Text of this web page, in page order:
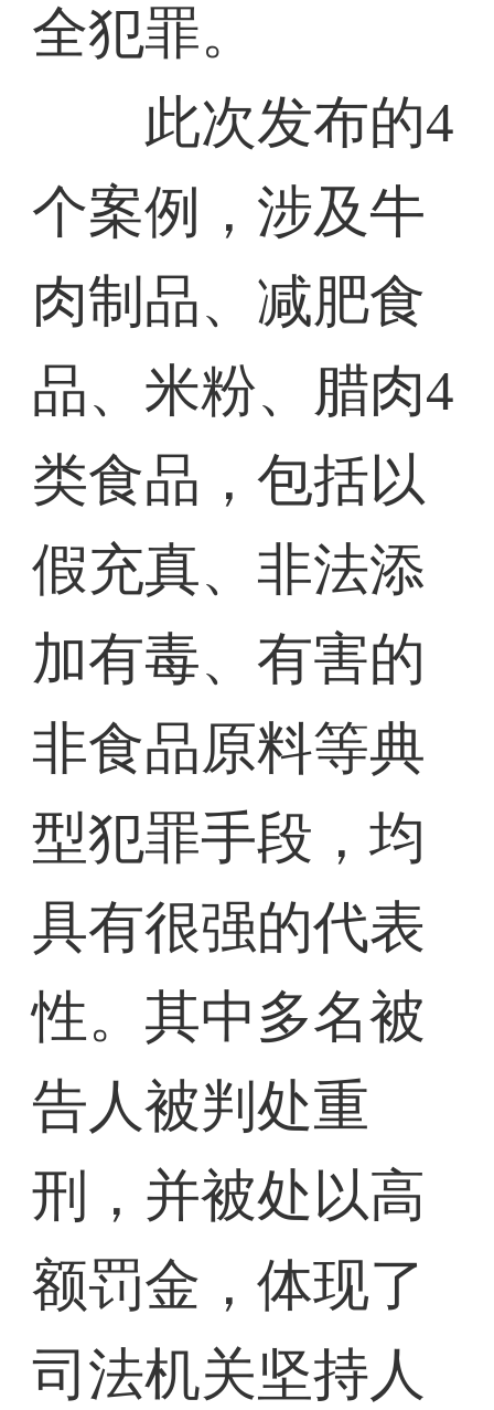
全犯罪。
此次发布的4
个案例，涉及牛
肉制品、减肥食
品、米粉、腊肉4
类食品，包括以
假充真、非法添
加有毒、有害的
非食品原料等典
型犯罪手段，均
具有很强的代表
性。其中多名被
告人被判处重
刑，并被处以高
额罚金，体现了
司法机关坚持人